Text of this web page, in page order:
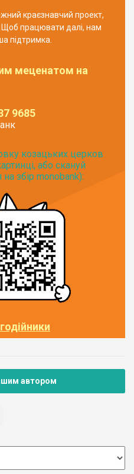
краєзнавчий проект,
Щоб працювати далі, нам
підтримка.
меценатом на
9685
козацьких церков
або скануй
збір monobank):
автором